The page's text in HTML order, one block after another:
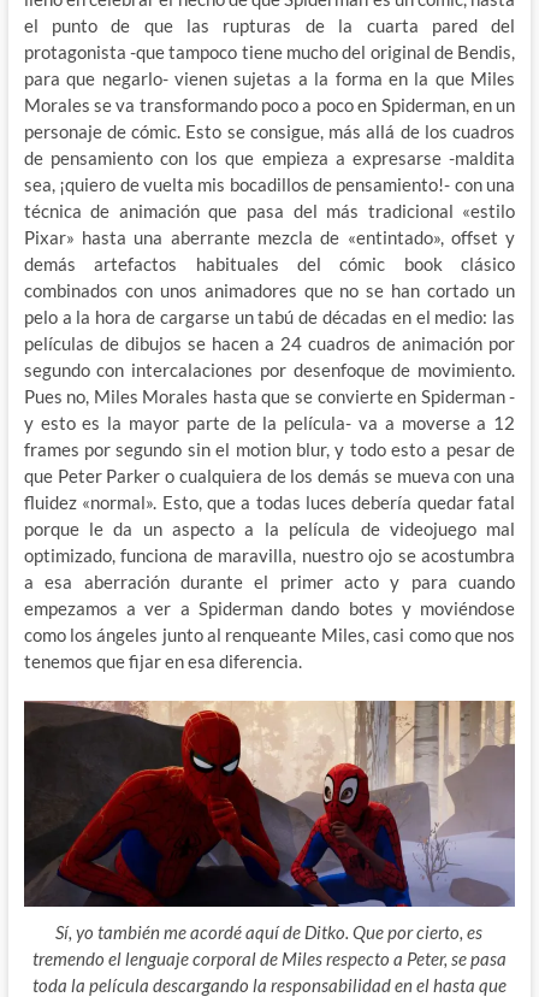
el punto de que las rupturas de la cuarta pared del
protagonista -que tampoco tiene mucho del original de Bendis,
para que negarlo- vienen sujetas a la forma en la que Miles
Morales se va transformando poco a poco en Spiderman, en un
personaje de cómic. Esto se consigue, más allá de los cuadros
de pensamiento con los que empieza a expresarse -maldita
sea, ¡quiero de vuelta mis bocadillos de pensamiento!- con una
técnica de animación que pasa del más tradicional «estilo
Pixar» hasta una aberrante mezcla de «entintado», offset y
demás artefactos habituales del cómic book clásico
combinados con unos animadores que no se han cortado un
pelo a la hora de cargarse un tabú de décadas en el medio: las
películas de dibujos se hacen a 24 cuadros de animación por
segundo con intercalaciones por desenfoque de movimiento.
Pues no, Miles Morales hasta que se convierte en Spiderman -
y esto es la mayor parte de la película- va a moverse a 12
frames por segundo sin el motion blur, y todo esto a pesar de
que Peter Parker o cualquiera de los demás se mueva con una
fluidez «normal». Esto, que a todas luces debería quedar fatal
porque le da un aspecto a la película de videojuego mal
optimizado, funciona de maravilla, nuestro ojo se acostumbra
a esa aberración durante el primer acto y para cuando
empezamos a ver a Spiderman dando botes y moviéndose
como los ángeles junto al renqueante Miles, casi como que nos
tenemos que fijar en esa diferencia.
Sí, yo también me acordé aquí de Ditko. Que por cierto, es
tremendo el lenguaje corporal de Miles respecto a Peter, se pasa
toda la película descargando la responsabilidad en el hasta que